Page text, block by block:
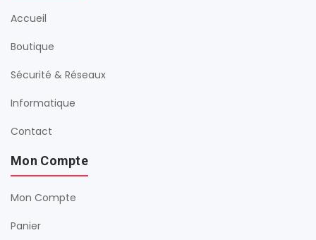
Accueil
Boutique
Sécurité & Réseaux
Informatique
Contact
Mon Compte
Mon Compte
Panier